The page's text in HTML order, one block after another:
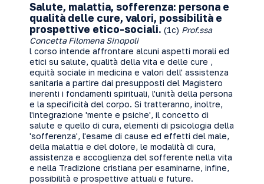
Salute, malattia, sofferenza: persona e
qualità delle cure, valori, possibilità e
prospettive etico-sociali. (1c) Prof.ssa
Concetta Filomena Sinopoli
l corso intende affrontare alcuni aspetti morali ed
etici su salute, qualità della vita e delle cure ,
equità sociale in medicina e valori dell' assistenza
sanitaria a partire dai presupposti del Magistero
inerenti i fondamenti spirituali, l'unità della persona
e la specificità del corpo. Si tratteranno, inoltre,
l'integrazione 'mente e psiche', il concetto di
salute e quello di cura, elementi di psicologia della
'sofferenza', l'esame di cause ed effetti del male,
della malattia e del dolore, le modalità di cura,
assistenza e accoglienza del sofferente nella vita
e nella Tradizione cristiana per esaminarne, infine,
possibilità e prospettive attuali e future.